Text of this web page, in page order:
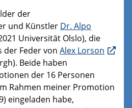
der
und Künstler Dr. Alpo
Universität Olslo), die
der Feder von Alex Lorson
Beide haben
der 16 Personen
Rahmen meiner Promotion
eingeladen habe,